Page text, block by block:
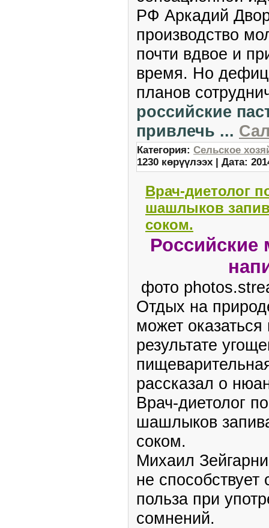
РФ Аркадий
производство
почти вдвое и
время. Но
планов
российские
привлечь ...
Категория: Сельское
1230 көрүүлээх | Дата:
Врач-диетолог
шашлыков
соком.
Российские
фото
Отдых на
может
результате
рассказал о
Врач-диетолог
шашлыков
соком.
Михаил
не
польза при
сомнений.